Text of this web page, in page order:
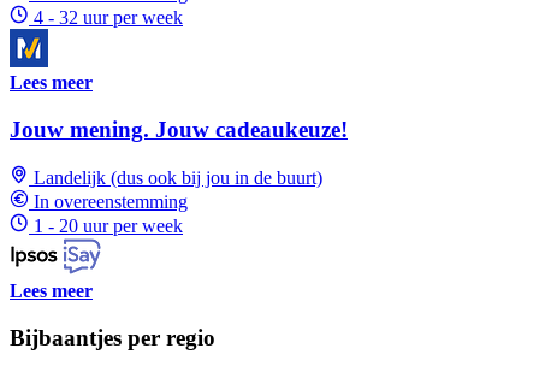
4 - 32 uur per week
Lees meer
Jouw mening. Jouw cadeaukeuze!
Landelijk (dus ook bij jou in de buurt)
In overeenstemming
1 - 20 uur per week
Lees meer
Bijbaantjes per regio